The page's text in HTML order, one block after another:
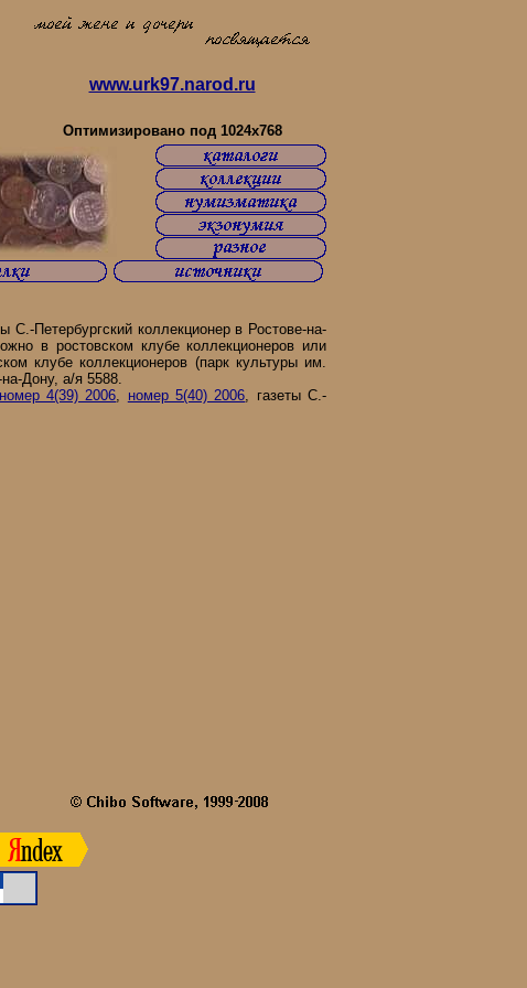
www.urk97.narod.ru
Юга России объединяйтесь!!!
Оптимизировано под 1024x768
Петербургский коллекционер в Ростове-на-
в ростовском клубе коллекционеров или
клубе коллекционеров (парк культуры им.
Дону, а/я 5588.
номер 4(39) 2006, номер 5(40) 2006, газеты С.-